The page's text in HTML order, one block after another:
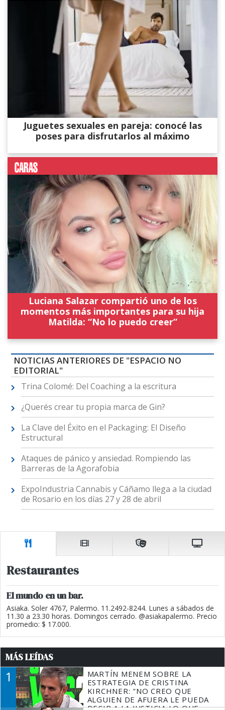
Juguetes sexuales en pareja: conocé las
poses para disfrutarlos al máximo
Luciana Salazar compartió uno de los
momentos más importantes para su hija
Matilda: “No lo puedo creer”
NOTICIAS ANTERIORES DE "ESPACIO NO
EDITORIAL"
Trina Colomé: Del Coaching a la escritura
¿Querés crear tu propia marca de Gin?
La Clave del Éxito en el Packaging: El Diseño
Estructural
Ataques de pánico y ansiedad. Rompiendo las
Barreras de la Agorafobia
ExpoIndustria Cannabis y Cáñamo llega a la ciudad
de Rosario en los días 27 y 28 de abril
Restaurantes
El mundo en un bar.
Asiaka. Soler 4767, Palermo. 11.2492-8244. Lunes a sábados de
11.30 a 23.30 horas. Domingos cerrado. @asiakapalermo. Precio
promedio: $ 17.000.
MÁS LEÍDAS
1
MARTÍN MENEM SOBRE LA
ESTRATEGIA DE CRISTINA
KIRCHNER: "NO CREO QUE
ALGUIEN DE AFUERA LE PUEDA